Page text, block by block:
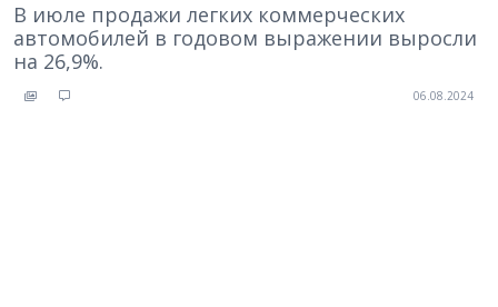
В июле продажи легких коммерческих
автомобилей в годовом выражении выросли
на 26,9%.
06.08.2024